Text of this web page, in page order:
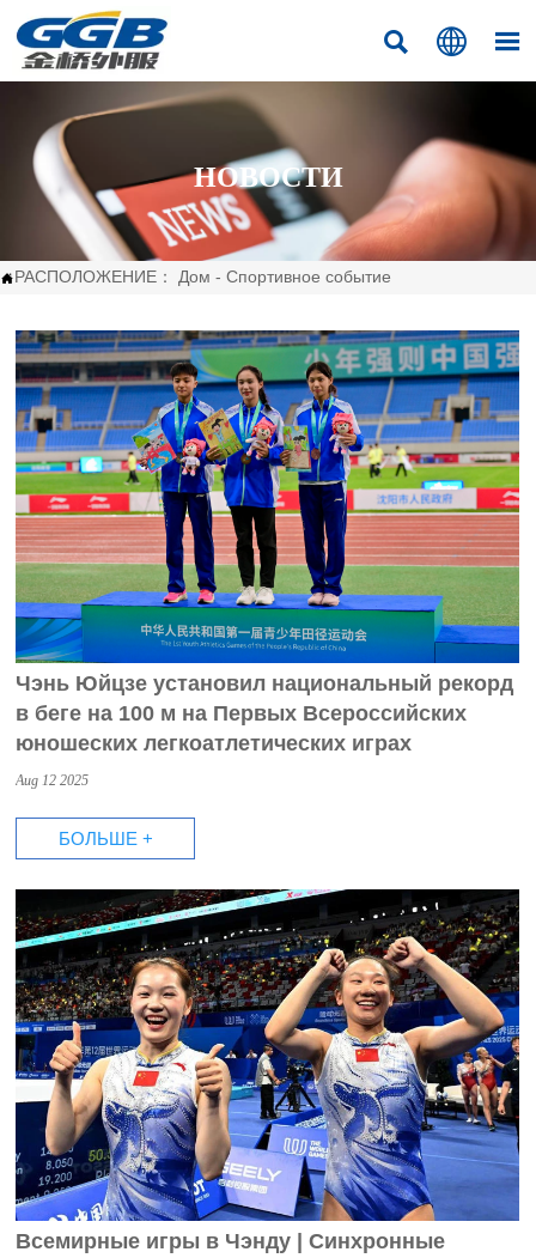
  
НОВОСТИ
РАСПОЛОЖЕНИЕ： Дом - Спортивное событие
Чэнь Юйцзе установил национальный рекорд
в беге на 100 м на Первых Всероссийских
юношеских легкоатлетических играх
Aug 12 2025
БОЛЬШЕ +
Всемирные игры в Чэнду | Синхронные